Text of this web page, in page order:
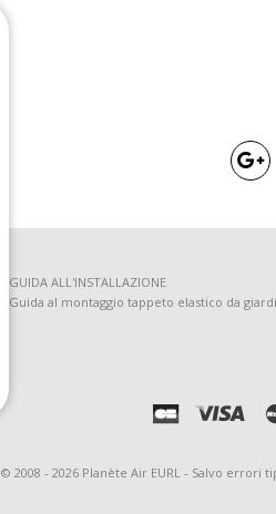
GUIDA ALL'INSTALLAZIONE
Guida al montaggio tappeto elastico da
© 2008 - 2026 Planète Air EURL - Salvo errori